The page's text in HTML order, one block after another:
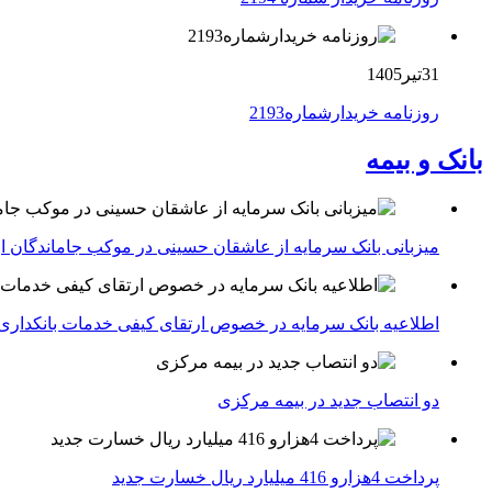
31تیر1405
روزنامه خریدارشماره2193
بانک و بیمه
میزبانی بانک سرمایه از عاشقان حسینی در موکب جاماندگان
اطلاعیه بانک سرمایه در خصوص ارتقای کیفی خدمات
دو انتصاب جدید در بیمه مركزی
پرداخت 4هزارو 416 میلیارد ریال خسارت جدید